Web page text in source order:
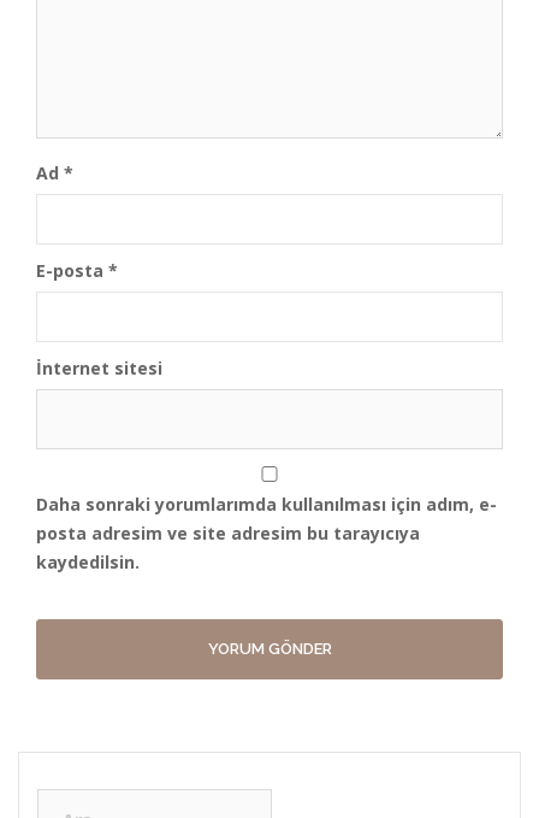
Ad *
E-posta *
İnternet sitesi
Daha sonraki yorumlarımda kullanılması için adım, e-
posta adresim ve site adresim bu tarayıcıya
kaydedilsin.